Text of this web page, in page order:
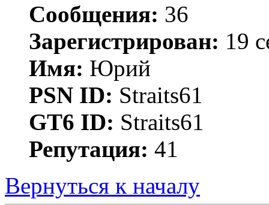
Сообщения: 36
Зарегистрирован: 19
Имя: Юрий
PSN ID: Straits61
GT6 ID: Straits61
Репутация: 41
Вернуться к началу